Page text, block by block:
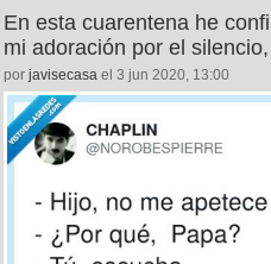
En esta cuarentena he
mi adoración por el
por javisecasa el 3 jun 2020, 13:00